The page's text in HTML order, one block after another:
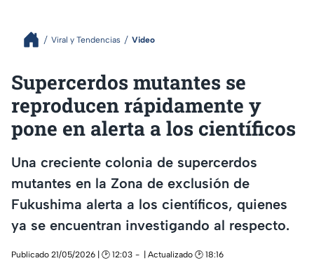
Viral y Tendencias Video
Supercerdos mutantes se
reproducen rápidamente y
pone en alerta a los científicos
Una creciente colonia de supercerdos
mutantes en la Zona de exclusión de
Fukushima alerta a los científicos, quienes
ya se encuentran investigando al respecto.
Publicado 21/05/2026 | 🕑 12:03
| Actualizado 🕑 18:16